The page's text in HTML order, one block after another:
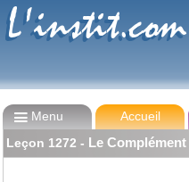
L'instit.com
L'instit.com
Menu Accueil
Leçon 1272 - Le